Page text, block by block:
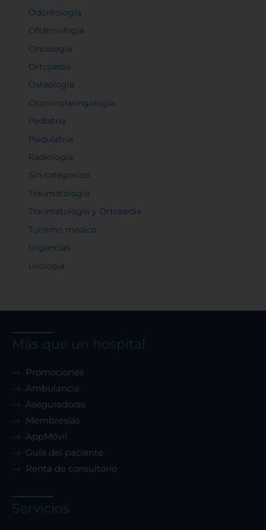
Odontología
Oftalmología
Oncología
Ortopedia
Osteología
Otorrinolaringología
Pediatría
Psiquiatría
Radiología
Sin categorizar
Traumatología
Traumatología y Ortopedia
Turismo médico
Urgencias
Urología
Más que un hospital
Promociones
Ambulancia
Aseguradoras
Membresías
AppMóvil
Guía del paciente
Renta de consultorio
Servicios